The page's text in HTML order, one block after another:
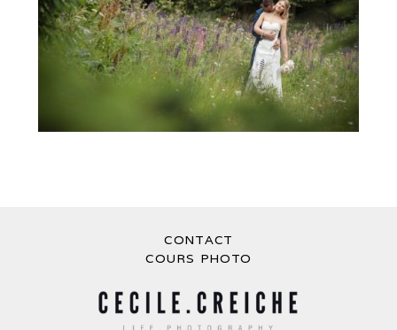
MARIAGE CHAMONIX CABANE DES PRAZ
– SE MARIER DANS LES ALPES
CONTACT
COURS PHOTO